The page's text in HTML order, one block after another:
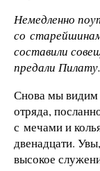
Немедленно
со
составили
предали Пилату.
Снова мы видим
отряда,
с мечами и
двенадцати.
высокое